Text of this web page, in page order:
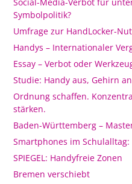
Social-Media-Verbot für
Symbolpolitik?
Umfrage zur HandLocker-
Handys – Internationaler
Essay – Verbot oder
Studie: Handy aus, Gehirn
Ordnung schaffen.
stärken.
Baden-Württemberg –
Smartphones im Schulalltag:
SPIEGEL: Handyfreie Zonen
Bremen verschiebt